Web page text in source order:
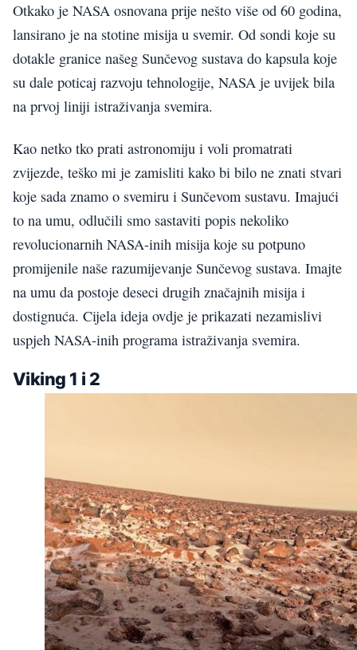
Otkako je NASA osnovana prije nešto više od 60 godina,
lansirano je na stotine misija u svemir. Od sondi koje su
dotakle granice našeg Sunčevog sustava do kapsula koje
su dale poticaj razvoju tehnologije, NASA je uvijek bila
na prvoj liniji istraživanja svemira.
Kao netko tko prati astronomiju i voli promatrati
zvijezde, teško mi je zamisliti kako bi bilo ne znati stvari
koje sada znamo o svemiru i Sunčevom sustavu. Imajući
to na umu, odlučili smo sastaviti popis nekoliko
revolucionarnih NASA-inih misija koje su potpuno
promijenile naše razumijevanje Sunčevog sustava. Imajte
na umu da postoje deseci drugih značajnih misija i
dostignuća. Cijela ideja ovdje je prikazati nezamislivi
uspjeh NASA-inih programa istraživanja svemira.
Viking 1 i 2